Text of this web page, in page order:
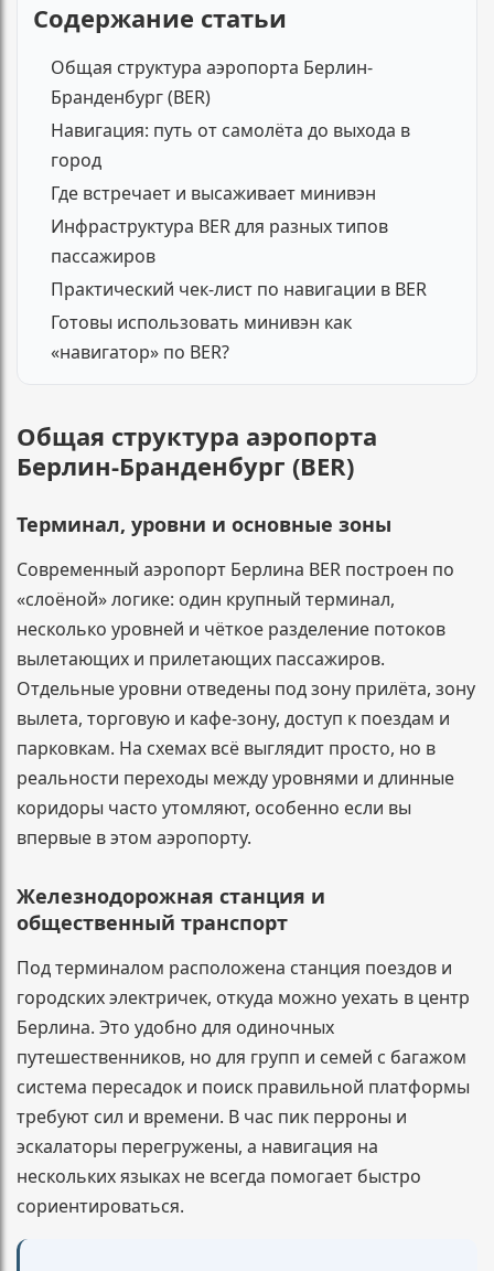
Содержание статьи
Общая структура аэропорта Берлин-
Бранденбург (BER)
Навигация: путь от самолёта до выхода в
город
Где встречает и высаживает минивэн
Инфраструктура BER для разных типов
пассажиров
Практический чек-лист по навигации в BER
Готовы использовать минивэн как
«навигатор» по BER?
Общая структура аэропорта
Берлин-Бранденбург (BER)
Терминал, уровни и основные зоны
Современный аэропорт Берлина BER построен по
«слоёной» логике: один крупный терминал,
несколько уровней и чёткое разделение потоков
вылетающих и прилетающих пассажиров.
Отдельные уровни отведены под зону прилёта, зону
вылета, торговую и кафе-зону, доступ к поездам и
парковкам. На схемах всё выглядит просто, но в
реальности переходы между уровнями и длинные
коридоры часто утомляют, особенно если вы
впервые в этом аэропорту.
Железнодорожная станция и
общественный транспорт
Под терминалом расположена станция поездов и
городских электричек, откуда можно уехать в центр
Берлина. Это удобно для одиночных
путешественников, но для групп и семей с багажом
система пересадок и поиск правильной платформы
требуют сил и времени. В час пик перроны и
эскалаторы перегружены, а навигация на
нескольких языках не всегда помогает быстро
сориентироваться.